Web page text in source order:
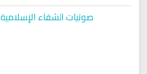
صوتيات الشفاء الإسلامية